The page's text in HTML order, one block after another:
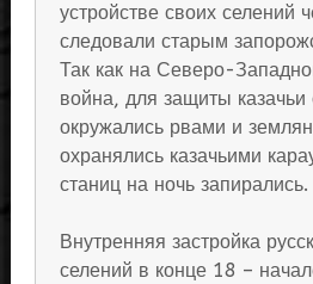
устройстве своих селений
следовали старым
Так как на Северо-
война, для защиты казачьи
окружались рвами и
охранялись казачьими
станиц на ночь запирались.
Внутренняя застройка
селений в конце 18 –